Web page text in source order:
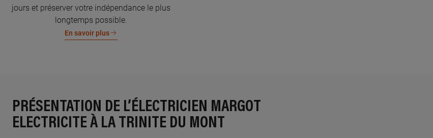
jours et préserver votre indépendance le plus
longtemps possible.
En savoir plus
PRÉSENTATION DE L’ÉLECTRICIEN MARGOT
ELECTRICITE À LA TRINITE DU MONT